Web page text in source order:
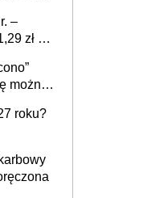
–
zł za
można
roku?